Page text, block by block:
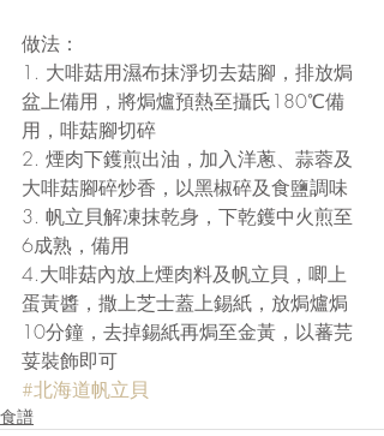
做法：
1. 大啡菇用濕布抹淨切去菇腳，排放焗
盆上備用，將焗爐預熱至攝氏180℃備
用，啡菇腳切碎
2. 煙肉下鑊煎出油，加入洋蔥、蒜蓉及
大啡菇腳碎炒香，以黑椒碎及食鹽調味
3. 帆立貝解凍抹乾身，下乾鑊中火煎至
6成熟，備用
4.大啡菇內放上煙肉料及帆立貝，唧上
蛋黃醬，撒上芝士蓋上錫紙，放焗爐焗
10分鐘，去掉錫紙再焗至金黃，以蕃芫
荽裝飾即可
#北海道帆立貝
食譜